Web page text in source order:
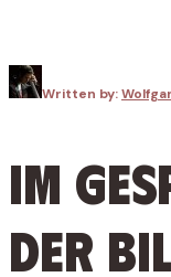
Written by:
IM
der